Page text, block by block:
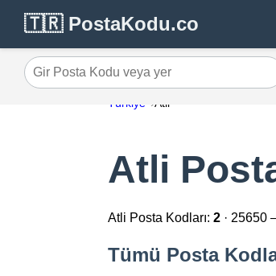
🇹🇷 PostaKodu.co
Gir Posta Kodu veya yer
Türkiye Atli
Atli
Atli Posta Kodları:2 · 25650
Tümü Posta